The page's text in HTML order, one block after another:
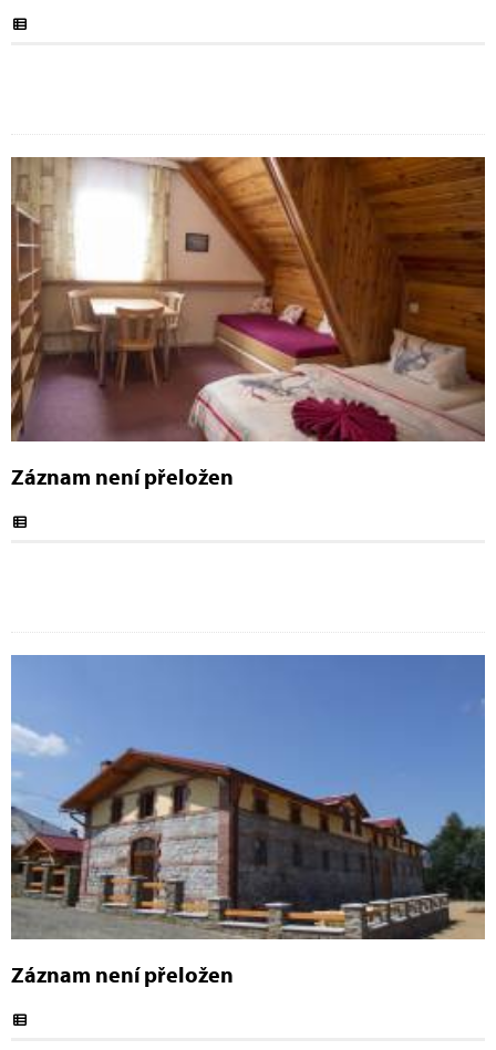
Záznam není přeložen
Záznam není přeložen